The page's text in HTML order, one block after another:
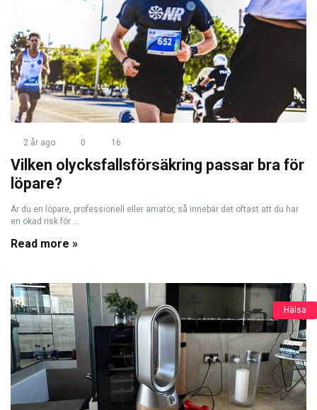
2 år ago 0 16
Vilken olycksfallsförsäkring passar bra för
löpare?
Är du en löpare, professionell eller amatör, så innebär det oftast att du har
en ökad risk för ...
Read more »
Hälsa